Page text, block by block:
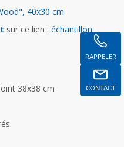
40x30 cm
sur ce lien : échantillon
38x38 cm
RAPPELER
CONTACT